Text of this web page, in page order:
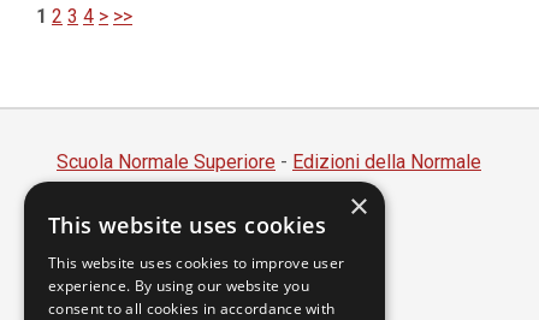
1 2 3 4 > >>
Scuola Normale Superiore - Edizioni della Normale
Piazza dei Cavalieri, 7 - 56126 Pisa
Codice fiscale 80005050507
Partita IVA 00420000507
segreteria.annali@sns.it
×
This website uses cookies
This website uses cookies to improve user
experience. By using our website you
consent to all cookies in accordance with